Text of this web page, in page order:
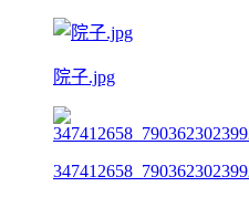
院子.jpg